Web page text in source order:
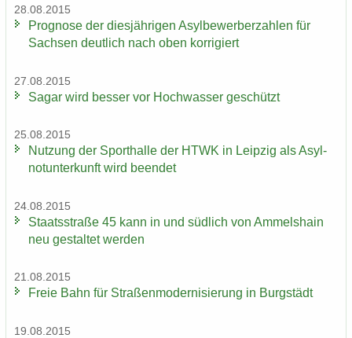
28.08.2015
Pro­gno­se der dies­jäh­ri­gen Asyl­be­wer­ber­zah­len für
Sach­sen deut­lich nach oben kor­ri­giert
27.08.2015
Sagar wird bes­ser vor Hoch­was­ser ge­schützt
25.08.2015
Nut­zung der Sport­hal­le der HTWK in Leip­zig als Asyl­
not­un­ter­kunft wird be­en­det
24.08.2015
Staats­stra­ße 45 kann in und süd­lich von Am­mels­hain
neu ge­stal­tet wer­den
21.08.2015
Freie Bahn für Stra­ßen­mo­der­ni­sie­rung in Burg­städt
19.08.2015